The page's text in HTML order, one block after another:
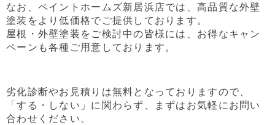
なお、ペイントホームズ新居浜店では、高品質な外壁
塗装をより低価格でご提供しております。
屋根・外壁塗装をご検討中の皆様には、お得なキャン
ペーンも各種ご用意しております。
劣化診断やお見積りは無料となっておりますので、
「する・しない」に関わらず、まずはお気軽にお問い
合わせください。